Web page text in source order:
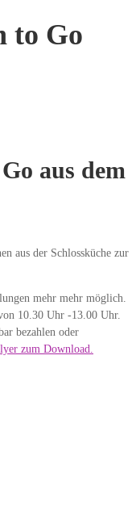
to Go
aus dem
aus der Schlossküche zur
mehr mehr möglich.
10.30 Uhr -13.00 Uhr.
bezahlen oder
zum Download.